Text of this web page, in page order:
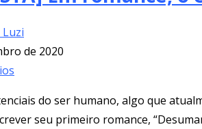
de 2020
do ser humano, algo que
seu primeiro romance,